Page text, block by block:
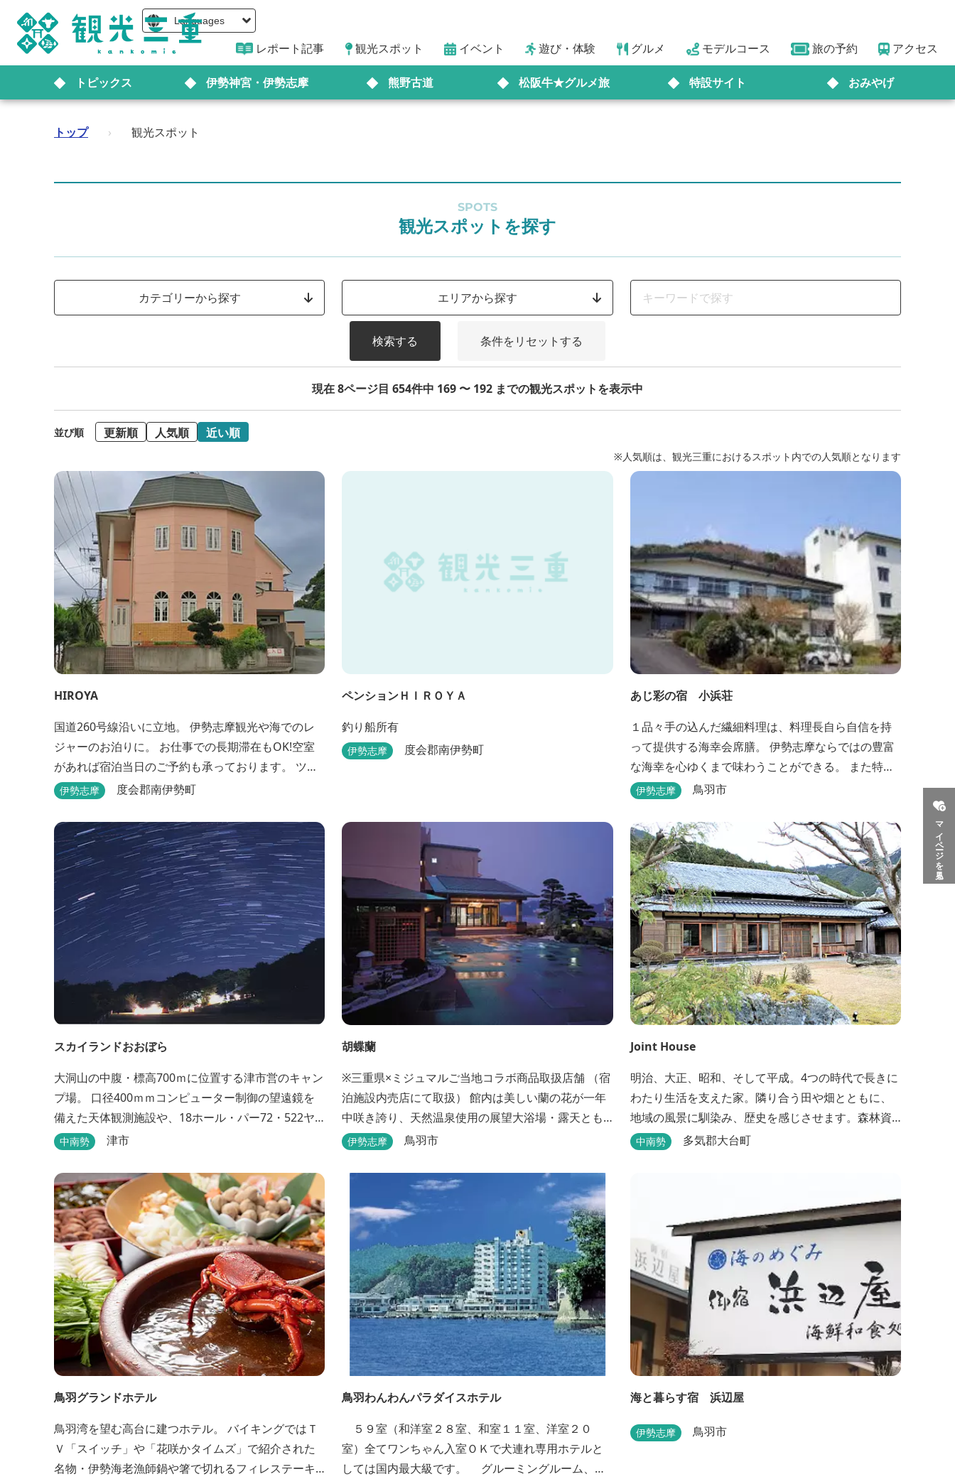
Languages
レポート記事 観光スポット イベント 遊び・体験 グルメ モデルコース 旅の予約 アクセス
トピックス 伊勢神宮・伊勢志摩 熊野古道 松阪牛★グルメ旅 特設サイト おみやげ
マイページを見る
トップ › 観光スポット
SPOTS
観光スポットを探す
カテゴリーから探す エリアから探す
検索する 条件をリセットする
現在 8ページ目 654件中 169 〜 192 までの観光スポットを表示中
並び順 更新順 人気順 近い順
※人気順は、観光三重におけるスポット内での人気順となります
HIROYA
国道260号線沿いに立地。 伊勢志摩観光や海でのレ
ジャーのお泊りに。 お仕事での長期滞在もOK!空室
があれば宿泊当日のご予約も承っております。 ツー
リングのバイカーさんもお気軽にお立ち寄りくださ
伊勢志摩 度会郡南伊勢町
ペンションＨＩＲＯＹＡ
釣り船所有
伊勢志摩 度会郡南伊勢町
あじ彩の宿 小浜荘
１品々手の込んだ繊細料理は、料理長自ら自信を持
って提供する海幸会席膳。 伊勢志摩ならではの豊富
な海幸を心ゆくまで味わうことができる。 また特典
付プランや限定プランもあるのでお見逃しなく。
伊勢志摩 鳥羽市
スカイランドおおぼら
大洞山の中腹・標高700ｍに位置する津市営のキャン
プ場。 口径400ｍｍコンピューター制御の望遠鏡を
備えた天体観測施設や、18ホール・パー72・522ヤ
ードのパターゴルフ場があります。
中南勢 津市
胡蝶蘭
※三重県×ミジュマルご当地コラボ商品取扱店舗 （宿
泊施設内売店にて取扱） 館内は美しい蘭の花が一年
中咲き誇り、天然温泉使用の展望大浴場・露天とも
海一望。目の前の海を望みながら、ゆったりとした
伊勢志摩 鳥羽市
Joint House
明治、大正、昭和、そして平成。4つの時代で長きに
わたり生活を支えた家。隣り合う田や畑とともに、
地域の風景に馴染み、歴史を感じさせます。森林資
源を中心としたこの土地ならではの多様な自然環境
NPO法人Joint Plusは、大台町ならではの...
中南勢 多気郡大台町
鳥羽グランドホテル
鳥羽湾を望む高台に建つホテル。 バイキングではＴ
Ｖ「スイッチ」や「花咲かタイムズ」で紹介された
名物・伊勢海老漁師鍋や箸で切れるフィレステーキ
鳥羽わんわんパラダイスホテル
５９室（和洋室２８室、和室１１室、洋室２０
室）全てワンちゃん入室ＯＫで犬連れ専用ホテルと
しては国内最大級です。 グルーミングルーム、プ
海と暮らす宿 浜辺屋
伊勢志摩 鳥羽市